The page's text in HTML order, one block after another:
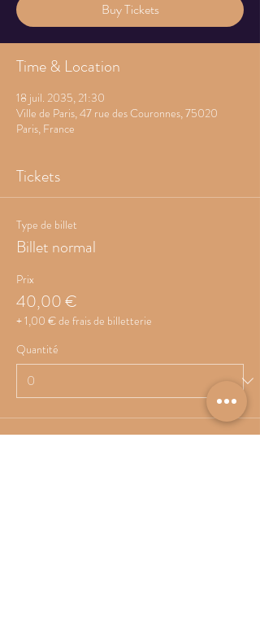
Buy Tickets
Time & Location
18 juil. 2035, 21:30
Ville de Paris, 47 rue des Couronnes, 75020
Paris, France
Tickets
Type de billet
Billet normal
Prix
40,00 €
+ 1,00 € de frais de billetterie
Quantité
Total 0,00 €